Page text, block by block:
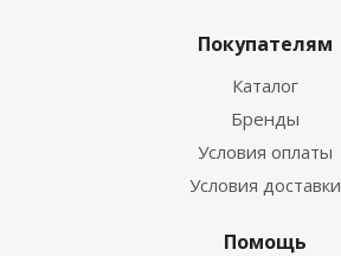
Покупателям
Каталог
Бренды
Условия оплаты
Условия доставки
Помощь